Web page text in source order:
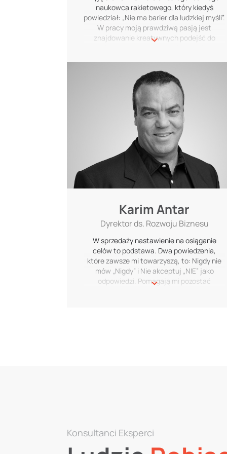
naukowca rakietowego, który kiedyś
powiedział: „Nie ma barier dla ludzkiej myśli”.
W pracy moją prawdziwą pasją jest
znajdowanie kreatywnych podejść do
muzykę. To uniwersalny język, który
pomaga mi łączyć się z ludźmi z różnych
środowisk i kultur. Dodatkowo trenuję
sztuki walki, aby mierzyć się ze swoimi
ograniczeniami, stale je przekraczając.
sztuki walki, aby mierzyć się ze swoimi
ograniczeniami, stale je przekraczając.
Karim Antar
Dyrektor ds. Rozwoju Biznesu
W sprzedaży nastawienie na osiąganie
celów to podstawa. Dwa powiedzenia,
które zawsze mi towarzyszą, to: Nigdy nie
mów „Nigdy” i Nie akceptuj „NIE” jako
odpowiedzi. Pomagają mi pozostać
Karim Antar
Dyrektor ds. Rozwoju Biznesu
W sprzedaży nastawienie na osiąganie
celów to podstawa. Dwa powiedzenia,
które zawsze mi towarzyszą, to: Nigdy nie
mów „Nigdy” i Nie akceptuj „NIE” jako
odpowiedzi. Pomagają mi pozostać
potencjalnymi klientami przez miesiące
może być wyczerpujące psychicznie i
fizycznie. Ale zamykanie transakcji zawsze
poprawia mi humor. Aby się zrelaksować,
uwielbiam spędzać czas na świeżym
powietrzu, wędrując, jeżdżąc na rowerze
lub kajakiem. A czasami nie ma nic lepszego
niż leżenie na plaży pod ciepłym słońcem,
ciesząc się spokojem. To czysty błogostan.
Konsultanci Eksperci